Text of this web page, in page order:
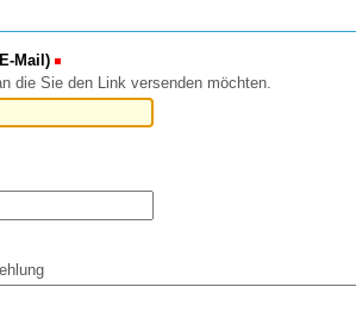
Mail)
die Sie den Link versenden möchten.